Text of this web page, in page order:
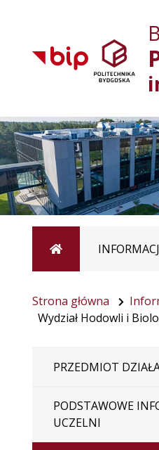
Strona główna
Strona główna
Wydział Hodowli i
PRZEDMIOT
PODSTAWOWE
UCZELNI